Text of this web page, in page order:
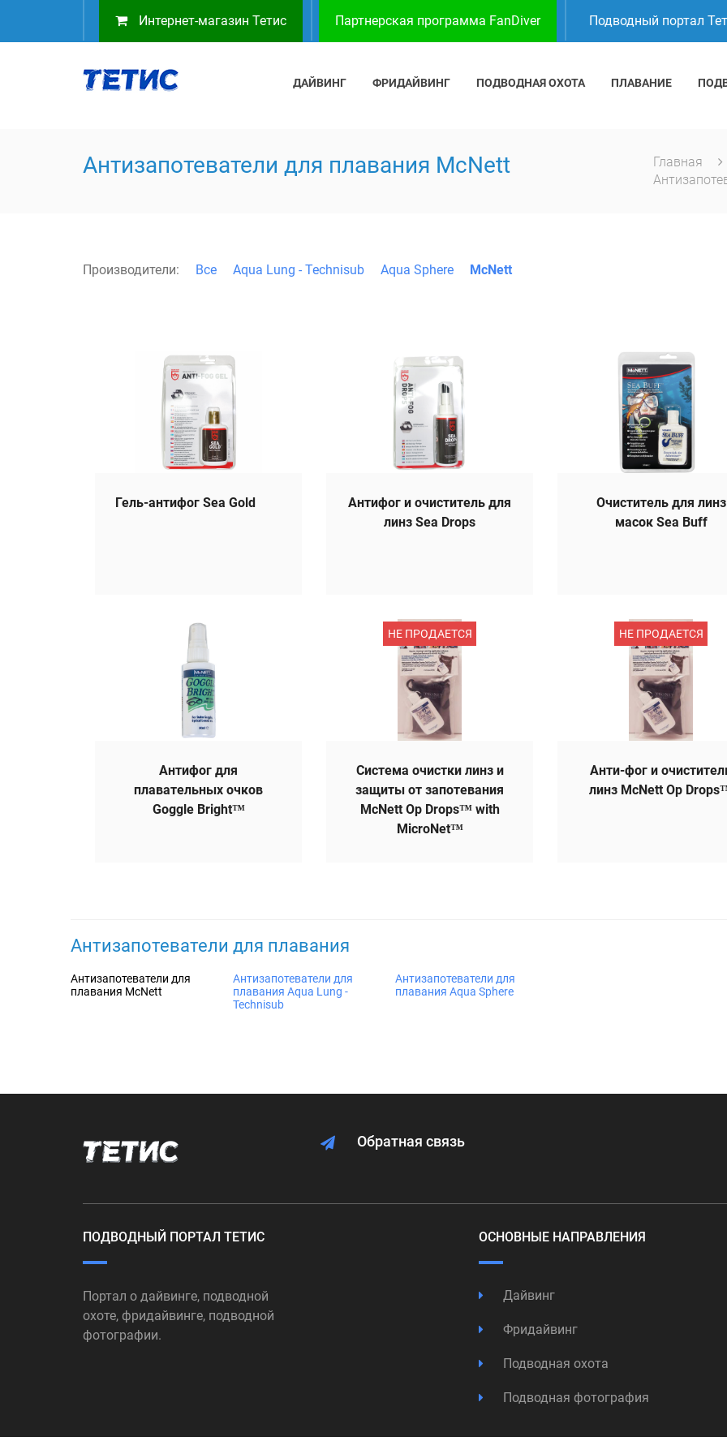
Интернет-магазин Тетис Партнерская программа FanDiver Подводный портал
ДАЙВИНГ ФРИДАЙВИНГ ПОДВОДНАЯ ОХОТА ПЛАВАНИЕ
Антизапотеватели для плавания McNett
Главная
Производители: Все Aqua Lung - Technisub Aqua Sphere McNett
Гель-антифог Sea Gold
Антифог и очиститель для
линз Sea Drops
Очиститель для линз
масок Sea Buff
Антифог для
плавательных очков
Goggle Bright™
НЕ ПРОДАЕТСЯ
Система очистки линз и
защиты от запотевания
McNett Op Drops™ with
MicroNet™
НЕ ПРОДАЕТСЯ
Анти-фог и
линз McNett Op
Антизапотеватели для плавания
Антизапотеватели для
плавания McNett
Антизапотеватели для
плавания Aqua Lung -
Technisub
Антизапотеватели для
плавания Aqua Sphere
Обратная связь
ПОДВОДНЫЙ ПОРТАЛ ТЕТИС
Портал о дайвинге, подводной
охоте, фридайвинге, подводной
фотографии.
ОСНОВНЫЕ НАПРАВЛЕНИЯ
Дайвинг
Фридайвинг
Подводная охота
Подводная фотография